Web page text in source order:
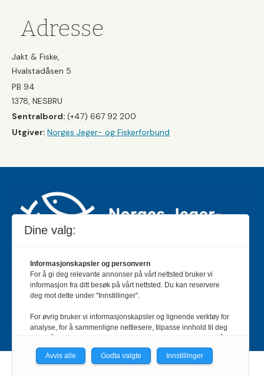
Adresse
Jakt & Fiske,
Hvalstadåsen 5
PB 94
1378, NESBRU
Sentralbord: (+47) 667 92 200
Utgiver: Norges Jeger- og Fiskerforbund
Jakt & Fiske er landets største og eldste magasin for
jakt- og fiskeinteresserte med 195 000 månedlige
Bladet er en månedlig publikasjon og utgis av Norges
Jeger- og Fiskerforbund.
Meld deg inn her
Dine valg:
Informasjonskapsler og personvern
For å gi deg relevante annonser på vårt nettsted bruker vi
informasjon fra ditt besøk på vårt nettsted. Du kan reservere
deg mot dette under "Innstillinger".
For øvrig bruker vi informasjonskapsler og lignende verktøy for
analyse, for å sammenligne nettlesere, tilpasse innhold til deg
personvernerklæring.
Avvis alle Godta valgte Innstillinger